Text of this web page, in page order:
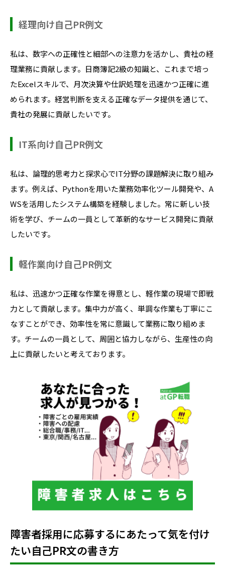
経理向け自己PR例文
私は、数字への正確性と細部への注意力を活かし、貴社の経
理業務に貢献します。日商簿記2級の知識と、これまで培っ
たExcelスキルで、月次決算や仕訳処理を迅速かつ正確に進
められます。経営判断を支える正確なデータ提供を通じて、
貴社の発展に貢献したいです。
IT系向け自己PR例文
私は、論理的思考力と探求心でIT分野の課題解決に取り組み
ます。例えば、Pythonを用いた業務効率化ツール開発や、A
WSを活用したシステム構築を経験しました。常に新しい技
術を学び、チームの一員として革新的なサービス開発に貢献
したいです。
軽作業向け自己PR例文
私は、迅速かつ正確な作業を得意とし、軽作業の現場で即戦
力として貢献します。集中力が高く、単調な作業も丁寧にこ
なすことができ、効率性を常に意識して業務に取り組めま
す。チームの一員として、周囲と協力しながら、生産性の向
上に貢献したいと考えております。
障害者採用に応募するにあたって気を付け
たい自己PR文の書き方